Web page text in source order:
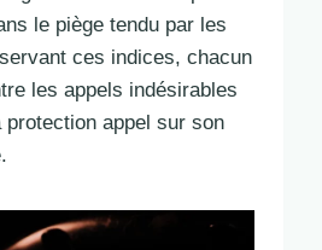
le piège tendu par les
ces indices, chacun
les appels indésirables
appel sur son